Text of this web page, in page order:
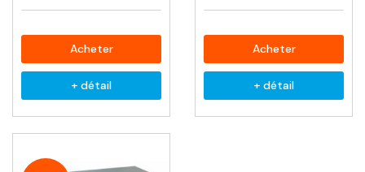
Acheter
+ détail
Acheter
+ détail